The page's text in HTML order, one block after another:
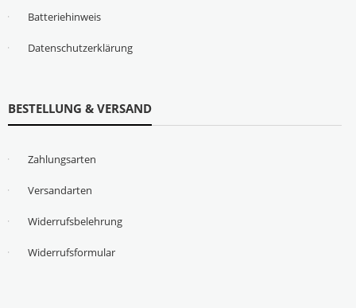
Batteriehinweis
Datenschutzerklärung
BESTELLUNG & VERSAND
Zahlungsarten
Versandarten
Widerrufsbelehrung
Widerrufsformular